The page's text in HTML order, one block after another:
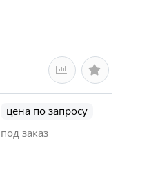
цена по запросу
под заказ